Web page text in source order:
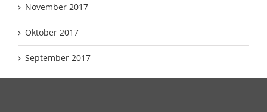
November 2017
Oktober 2017
September 2017